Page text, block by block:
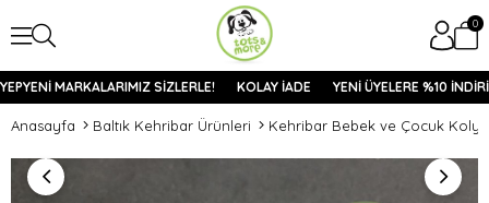
0
YEPYENİ MARKALARIMIZ SİZLERLE! KOLAY İADE YENİ ÜYELERE %10
Anasayfa Baltık Kehribar Ürünleri Kehribar Bebek ve Çocuk